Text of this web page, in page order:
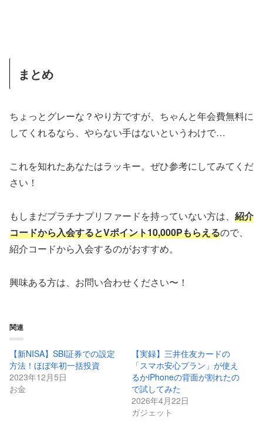
まとめ
ちょっとグレーな？やり方ですが、ちゃんと年会費無料に
してくれるなら、やらない手はないというわけで…
これを知れたあなたはラッキー。ぜひ参考にしてみてくだ
さい！
もしまだプラチナプリファードを持っていない方は、 紹介
コードから入会するとVポイント10,000Pもらえるので、
紹介コードから入会するのがおすすめ。
興味ある方は、お問い合わせください〜！
関連
【新NISA】SBI証券での設定
方法！ほぼ年初一括投資
2023年12月5日
お金
【実録】三井住友カードの
「スマホ安心プラン」が使え
るかiPhoneの背面が割れたの
で試してみた
2026年4月22日
ガジェット